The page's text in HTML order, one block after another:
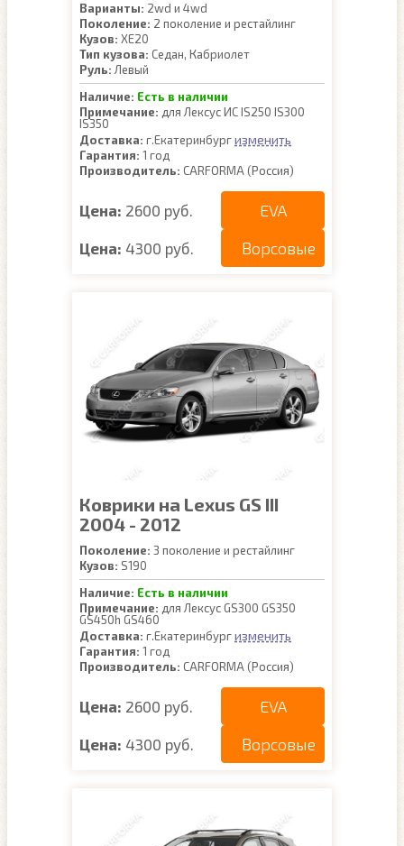
Варианты: 2wd и 4wd
Поколение: 2 поколение и рестайлинг
Кузов: XE20
Тип кузова: Седан, Кабриолет
Руль: Левый
Наличие: Есть в наличии
Примечание: для Лексус ИС IS250 IS300
IS350
Доставка: г.Екатеринбургизменить
Гарантия: 1 год
Производитель: CARFORMA (Россия)
Цена: 2600 руб. EVA
Цена: 4300 руб. Ворсовые
Коврики на Lexus GS III
2004 - 2012
Поколение: 3 поколение и рестайлинг
Кузов: S190
Наличие: Есть в наличии
Примечание: для Лексус GS300 GS350
GS450h GS460
Доставка: г.Екатеринбургизменить
Гарантия: 1 год
Производитель: CARFORMA (Россия)
Цена: 2600 руб. EVA
Цена: 4300 руб. Ворсовые